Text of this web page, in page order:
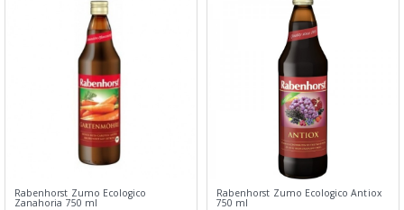
Rabenhorst Zumo Ecologico
Zanahoria 750 ml
Rabenhorst Zumo Ecologico Antiox
750 ml